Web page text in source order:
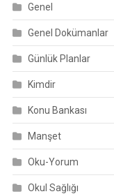
Genel
Genel Dokümanlar
Günlük Planlar
Kimdir
Konu Bankası
Manşet
Oku-Yorum
Okul Sağlığı